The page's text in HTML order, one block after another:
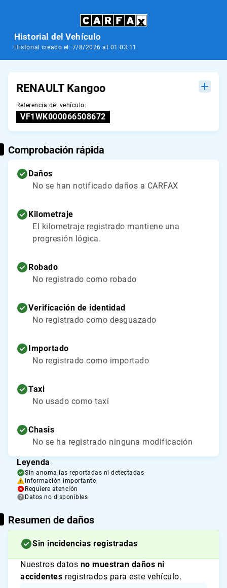
Historial del Vehículo
Historial creado el: 7/8/2026 at 01:03:11
RENAULT Kangoo
Referencia del vehículo:
VF1WK000066508672
Comprobación rápida
Daños
No se han notificado daños a CARFAX
Kilometraje
El kilometraje registrado mantiene una
progresión lógica.
Robado
No registrado como robado
Verificación de identidad
No registrado como desguazado
Importado
No registrado como importado
Taxi
No usado como taxi
Chasis
No se ha registrado ninguna modificación
Leyenda
Sin anomalías reportadas ni detectadas
Información importante
Requiere atención
Datos no disponibles
Resumen de daños
Sin incidencias registradas
Nuestros datos no muestran daños ni
accidentes registrados para este vehículo.